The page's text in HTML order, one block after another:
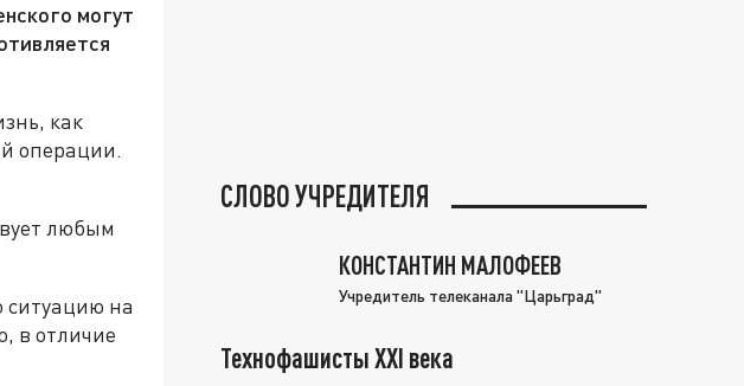
могут
как
операции.
любым
ситуацию на
в отличие
СЛОВО УЧРЕДИТЕЛЯ
КОНСТАНТИН МАЛОФЕЕВ
Учредитель телеканала "Царьград"
Технофашисты XXI века